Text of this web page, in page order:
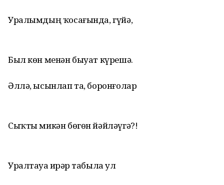
Уралымдың ҡосағында, гүйә,
Был көн менән быуат күрешә.
Әллә, ысынлап та, боронғолар
Сыҡты микән бөгөн йәйләүгә?!
Уралтауҙа ирҙәр табыла ул